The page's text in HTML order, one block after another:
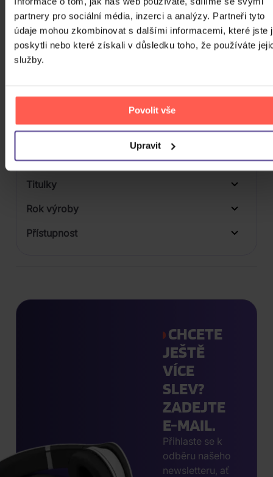
partnery pro sociální média, inzerci a analýzy. Partneři tyto
údaje mohou zkombinovat s dalšími informacemi, které jste
poskytli nebo které získali v důsledku toho, že používáte
služby.
Povolit vše
Upravit
Počet BD
Počet vinyl
Počet KiT
Počet Platform Album
Zvuk
Titulky
Rok výroby
Přístupnost
CHCETE
JEŠTĚ
VÍCE
SLEV?
ZADEJTE
E-MAIL.
Přihlaste se k
odběru našeho
newsletteru, ať